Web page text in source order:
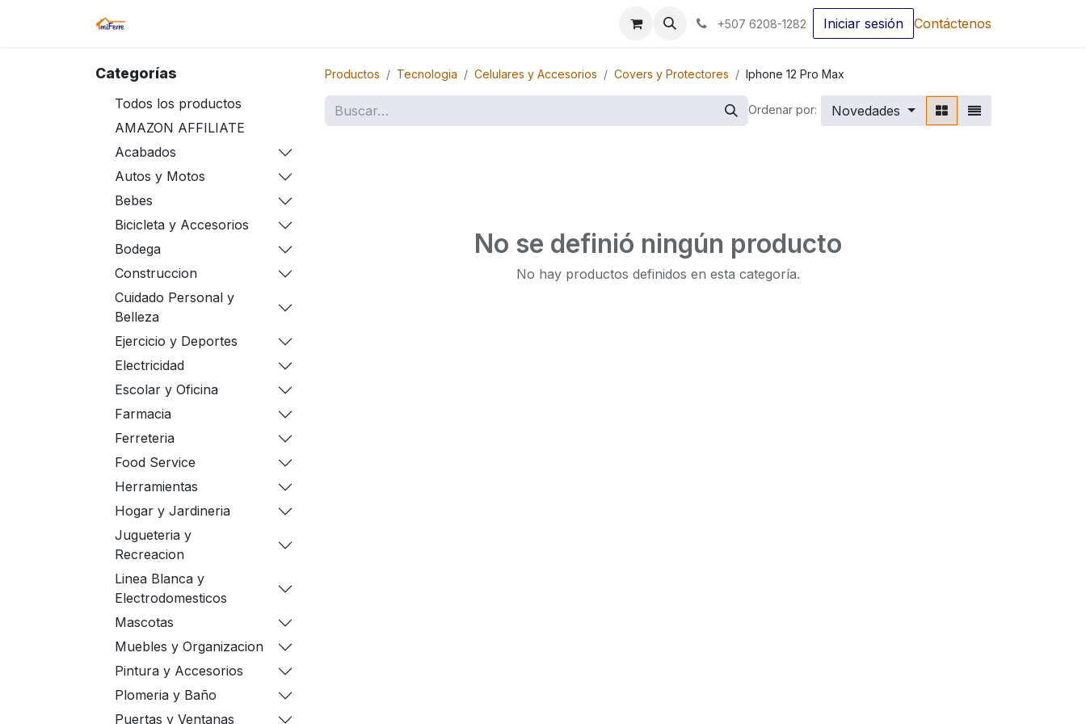
+507 6208-1282 Iniciar sesión Contáctenos
Categorías
Todos los productos
AMAZON AFFILIATE
Acabados
Autos y Motos
Bebes
Bicicleta y Accesorios
Bodega
Construccion
Cuidado Personal y
Belleza
Ejercicio y Deportes
Electricidad
Escolar y Oficina
Farmacia
Ferreteria
Food Service
Herramientas
Hogar y Jardineria
Jugueteria y
Recreacion
Linea Blanca y
Electrodomesticos
Mascotas
Muebles y Organizacion
Pintura y Accesorios
Plomeria y Baño
Puertas y Ventanas
Productos Tecnologia Celulares y Accesorios Covers y Protectores Iphone 12 Pro Max
Ordenar por: Novedades
No se definió ningún producto
No hay productos definidos en esta categoría.